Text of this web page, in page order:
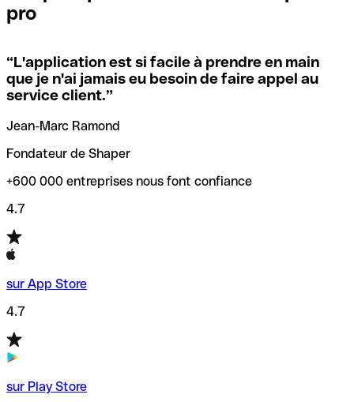
locales.
Si vous n'êtes pas sûr du code SWIFT que vous devriez
utiliser, nous avons développé un outil de recherche de
codes SWIFT par nom de banque.
vérification/recherche de codes SWIFT. Ainsi, vous pouvez
trouver et vérifier vos codes SWIFT avant de réaliser vos
transferts d’argent.
pro
“L'application est si facile à prendre en main
que je n'ai jamais eu besoin de faire appel au
service client.”
Jean-Marc Ramond
Fondateur de Shaper
+600 000 entreprises nous font confiance
4.7
sur App Store
4.7
sur Play Store